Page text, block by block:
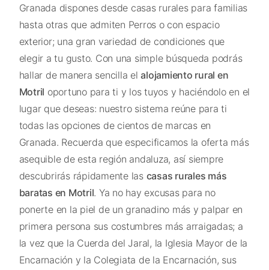
Granada dispones desde casas rurales para familias
hasta otras que admiten Perros o con espacio
exterior; una gran variedad de condiciones que
elegir a tu gusto. Con una simple búsqueda podrás
hallar de manera sencilla elalojamiento rural en
Motril oportuno para ti y los tuyos y haciéndolo en el
lugar que deseas: nuestro sistema reúne para ti
todas las opciones de cientos de marcas en
Granada. Recuerda que especificamos la oferta más
asequible de esta región andaluza, así siempre
descubrirás rápidamente las casas rurales más
baratas en Motril. Ya no hay excusas para no
ponerte en la piel de un granadino más y palpar en
primera persona sus costumbres más arraigadas; a
la vez que la Cuerda del Jaral, la Iglesia Mayor de la
Encarnación y la Colegiata de la Encarnación, sus